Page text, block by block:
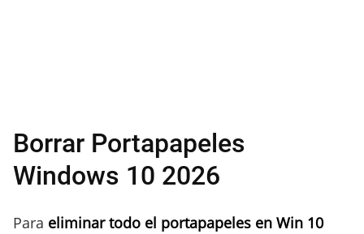
Borrar Portapapeles
Windows 10 2026
Para eliminar todo el portapapeles en Win 10